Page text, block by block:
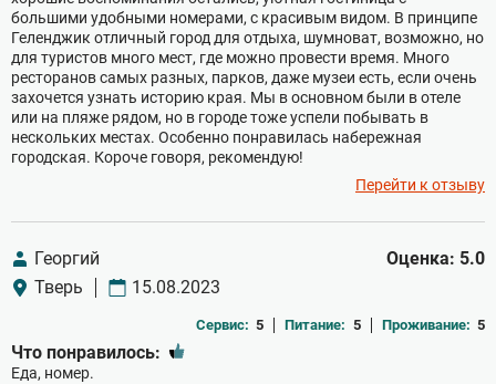
большими удобными номерами, с красивым видом. В принципе
Геленджик отличный город для отдыха, шумноват, возможно, но
для туристов много мест, где можно провести время. Много
ресторанов самых разных, парков, даже музеи есть, если очень
захочется узнать историю края. Мы в основном были в отеле
или на пляже рядом, но в городе тоже успели побывать в
нескольких местах. Особенно понравилась набережная
городская. Короче говоря, рекомендую!
Перейти к отзыву
Георгий
Тверь
15.08.2023
Оценка: 5.0
Сервис: 5 Питание: 5 Проживание: 5
Что понравилось:
Еда, номер.